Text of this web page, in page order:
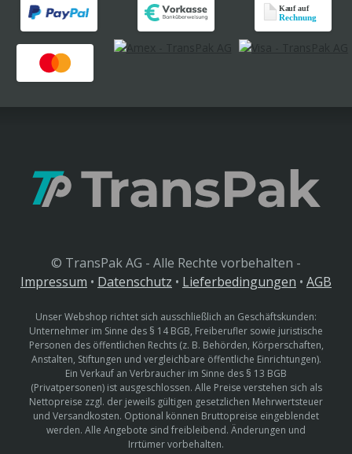
© TransPak AG - Alle Rechte vorbehalten -
Impressum • Datenschutz • Lieferbedingungen • AGB
Unser Webshop richtet sich ausschließlich an Geschäftskunden:
Unternehmer im Sinne des § 14 BGB, Freiberufler sowie juristische
Personen des öffentlichen Rechts (z. B. Behörden, Körperschaften,
Anstalten, Stiftungen und vergleichbare öffentliche Einrichtungen).
Ein Verkauf an Verbraucher im Sinne des § 13 BGB
(Privatpersonen) ist ausgeschlossen. Alle Preise verstehen sich als
Nettopreise zzgl. der jeweils gültigen gesetzlichen Mehrwertsteuer
und Versandkosten. Optional können Bruttopreise eingeblendet
werden. Alle Angebote sind freibleibend. Änderungen und
Irrtümer vorbehalten.